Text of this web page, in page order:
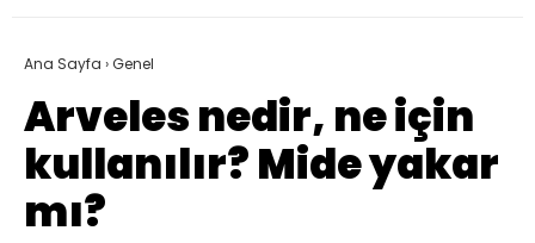
Ana Sayfa ›Genel
Arveles nedir, ne için
kullanılır? Mide yakar
mı?